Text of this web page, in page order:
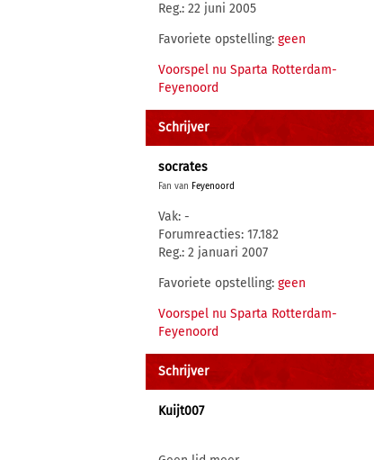
Reg.: 22 juni 2005
Favoriete opstelling: geen
Voorspel nu Sparta Rotterdam-
Feyenoord
Schrijver
socrates
Fan van Feyenoord
Vak: -
Forumreacties: 17.182
Reg.: 2 januari 2007
Favoriete opstelling: geen
Voorspel nu Sparta Rotterdam-
Feyenoord
Schrijver
Kuijt007